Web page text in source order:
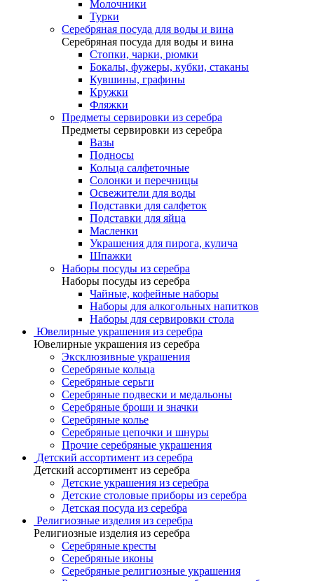
Молочники
Турки
Серебряная посуда для воды и вина
Серебряная посуда для воды и вина
Стопки, чарки, рюмки
Бокалы, фужеры, кубки, стаканы
Кувшины, графины
Кружки
Фляжки
Предметы сервировки из серебра
Предметы сервировки из серебра
Вазы
Подносы
Кольца салфеточные
Солонки и перечницы
Освежители для воды
Подставки для салфеток
Подставки для яйца
Масленки
Украшения для пирога, кулича
Шпажки
Наборы посуды из серебра
Наборы посуды из серебра
Чайные, кофейные наборы
Наборы для алкогольных напитков
Наборы для сервировки стола
Ювелирные украшения из серебра
Ювелирные украшения из серебра
Эксклюзивные украшения
Серебряные кольца
Серебряные серьги
Серебряные подвески и медальоны
Серебряные броши и значки
Серебряные колье
Серебряные цепочки и шнуры
Прочие серебряные украшения
Детский ассортимент из серебра
Детский ассортимент из серебра
Детские украшения из серебра
Детские столовые приборы из серебра
Детская посуда из серебра
Религиозные изделия из серебра
Религиозные изделия из серебра
Серебряные кресты
Серебряные иконы
Серебряные религиозные украшения